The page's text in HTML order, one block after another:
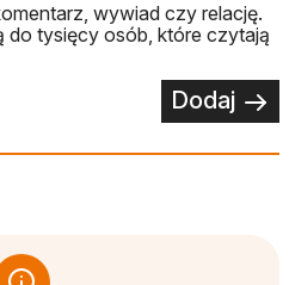
wywiad czy relację.
do tysięcy osób, które czytają
Dodaj